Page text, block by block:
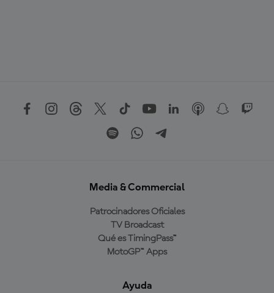
Media & Commercial
Patrocinadores Oficiales
TV Broadcast
Qué es TimingPass™
MotoGP™ Apps
Ayuda